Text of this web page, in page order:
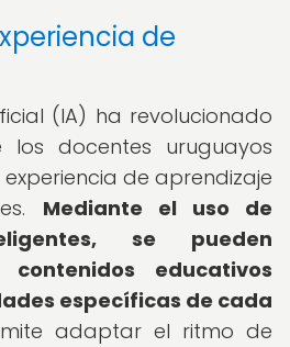
de
(IA) ha revolucionado
docentes uruguayos
de aprendizaje
Mediante el uso de
se pueden
contenidos educativos
específicas de cada
adaptar el ritmo de